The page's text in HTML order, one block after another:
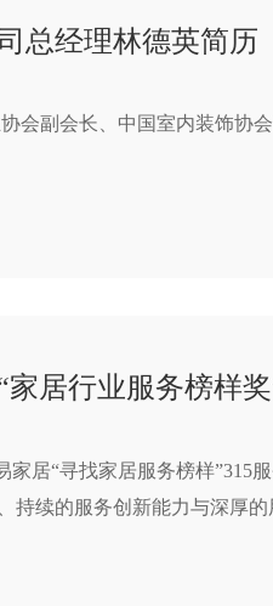
总经理林德英简历
会副会长、中国室内装饰协会
居行业服务榜样
家居“寻找家居服务榜样”315
持续的服务创新能力与深厚